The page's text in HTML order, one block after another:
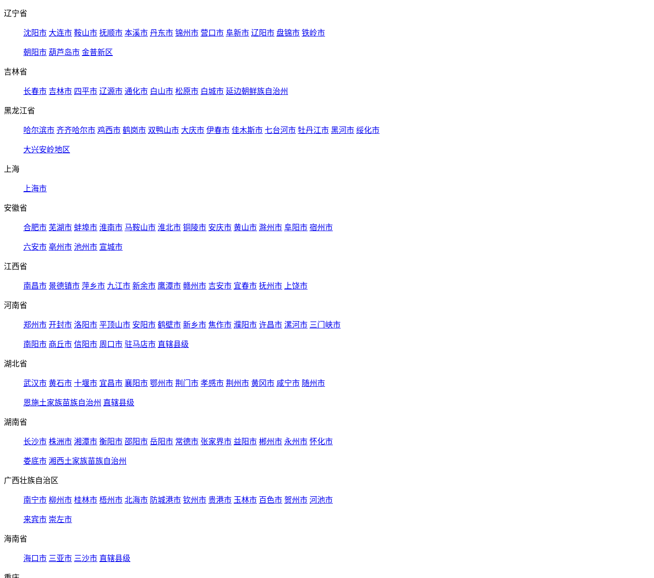
辽宁省
沈阳市 大连市 鞍山市 抚顺市 本溪市 丹东市 锦州市 营口市 阜新市 辽阳市 盘锦市 铁岭市
朝阳市 葫芦岛市 金普新区
吉林省
长春市 吉林市 四平市 辽源市 通化市 白山市 松原市 白城市 延边朝鲜族自治州
黑龙江省
哈尔滨市 齐齐哈尔市 鸡西市 鹤岗市 双鸭山市 大庆市 伊春市 佳木斯市 七台河市 牡丹江市 黑河市 绥化市
大兴安岭地区
上海
上海市
安徽省
合肥市 芜湖市 蚌埠市 淮南市 马鞍山市 淮北市 铜陵市 安庆市 黄山市 滁州市 阜阳市 宿州市
六安市 亳州市 池州市 宣城市
江西省
南昌市 景德镇市 萍乡市 九江市 新余市 鹰潭市 赣州市 吉安市 宜春市 抚州市 上饶市
河南省
郑州市 开封市 洛阳市 平顶山市 安阳市 鹤壁市 新乡市 焦作市 濮阳市 许昌市 漯河市 三门峡市
南阳市 商丘市 信阳市 周口市 驻马店市 直辖县级
湖北省
武汉市 黄石市 十堰市 宜昌市 襄阳市 鄂州市 荆门市 孝感市 荆州市 黄冈市 咸宁市 随州市
恩施土家族苗族自治州 直辖县级
湖南省
长沙市 株洲市 湘潭市 衡阳市 邵阳市 岳阳市 常德市 张家界市 益阳市 郴州市 永州市 怀化市
娄底市 湘西土家族苗族自治州
广西壮族自治区
南宁市 柳州市 桂林市 梧州市 北海市 防城港市 钦州市 贵港市 玉林市 百色市 贺州市 河池市
来宾市 崇左市
海南省
海口市 三亚市 三沙市 直辖县级